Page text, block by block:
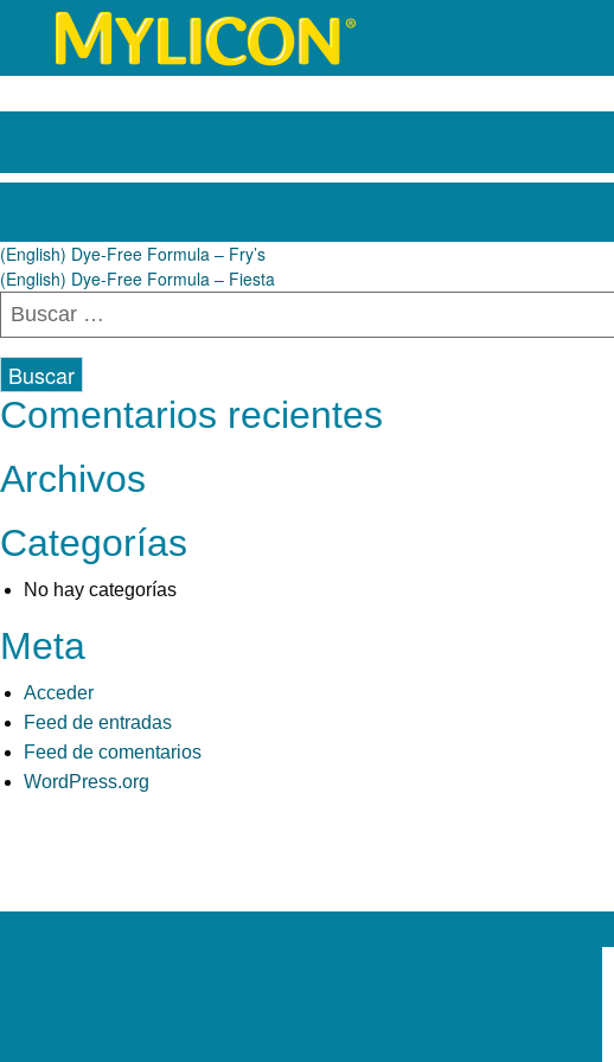
Navegación
de
entradas
(English) Dye-Free Formula – Fry’s
(English) Dye-Free Formula – Fiesta
Buscar:
Comentarios recientes
Archivos
Categorías
No hay categorías
Meta
Acceder
Feed de entradas
Feed de comentarios
WordPress.org